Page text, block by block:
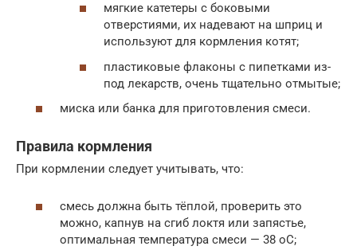
мягкие катетеры с боковыми
отверстиями, их надевают на шприц и
используют для кормления котят;
пластиковые флаконы с пипетками из-
под лекарств, очень тщательно отмытые;
миска или банка для приготовления смеси.
Правила кормления
При кормлении следует учитывать, что:
смесь должна быть тёплой, проверить это
можно, капнув на сгиб локтя или запястье,
оптимальная температура смеси — 38 оС;